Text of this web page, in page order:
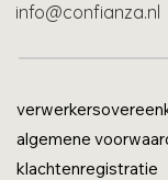
info@confianza.nl
algemene
klachtenregistratie